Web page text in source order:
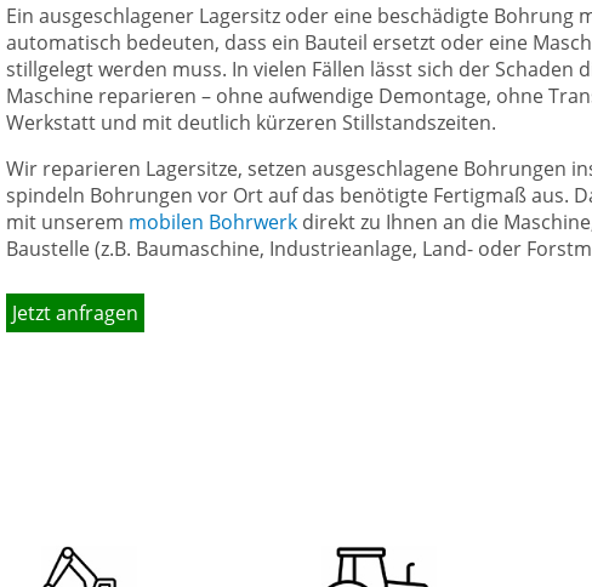
Ein ausgeschlagener Lagersitz oder eine beschädigte Bohrung
automatisch bedeuten, dass ein Bauteil ersetzt oder eine
stillgelegt werden muss. In vielen Fällen lässt sich der Schaden
Maschine reparieren – ohne aufwendige Demontage, ohne
Werkstatt und mit deutlich kürzeren Stillstandszeiten.
Wir reparieren Lagersitze, setzen ausgeschlagene Bohrungen
spindeln Bohrungen vor Ort auf das benötigte Fertigmaß aus.
mit unserem mobilen Bohrwerk direkt zu Ihnen an die
Baustelle (z.B. Baumaschine, Industrieanlage, Land- oder
Jetzt anfragen